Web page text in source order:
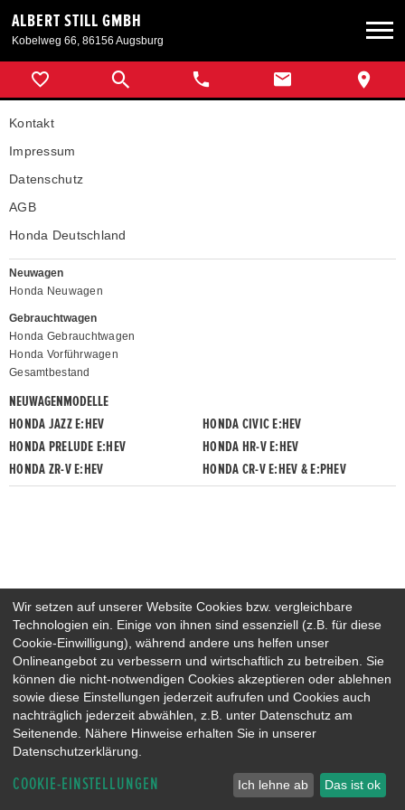
ALBERT STILL GMBH
Kobelweg 66, 86156 Augsburg
Neuwagen
Gebrauchtwagen
Angebote
Kontakt
Impressum
Datenschutz
AGB
Honda Deutschland
Neuwagen
Honda Neuwagen
Gebrauchtwagen
Honda Gebrauchtwagen
Honda Vorführwagen
Gesamtbestand
NEUWAGENMODELLE
HONDA JAZZ E:HEV
HONDA CIVIC E:HEV
HONDA PRELUDE E:HEV
HONDA HR-V E:HEV
HONDA ZR-V E:HEV
HONDA CR-V E:HEV & E:PHEV
Wir setzen auf unserer Website Cookies bzw. vergleichbare
Technologien ein. Einige von ihnen sind essenziell (z.B. für diese
Cookie-Einwilligung), während andere uns helfen unser
Onlineangebot zu verbessern und wirtschaftlich zu betreiben. Sie
können die nicht-notwendigen Cookies akzeptieren oder ablehnen
sowie diese Einstellungen jederzeit aufrufen und Cookies auch
nachträglich jederzeit abwählen, z.B. unter Datenschutz am
Seitenende. Nähere Hinweise erhalten Sie in unserer
Datenschutzerklärung.
COOKIE-EINSTELLUNGEN Ich lehne ab Das ist ok